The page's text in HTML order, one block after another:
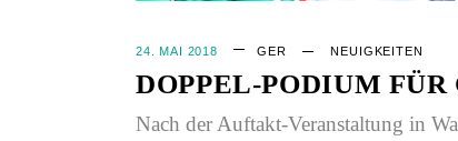
24. MAI 2018 GER NEUIGKEITEN
DOPPEL-PODIUM
Nach der Auftakt-Veranstaltung in